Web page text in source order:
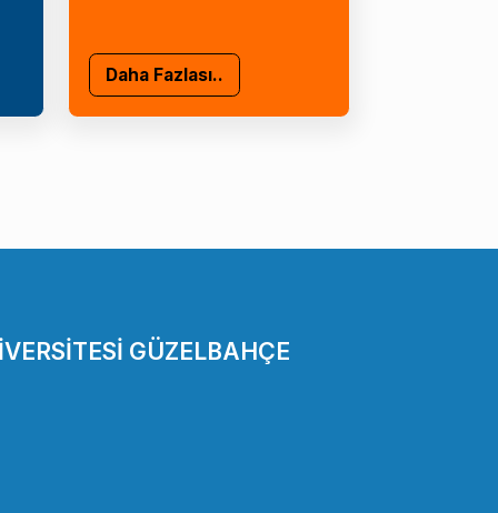
Daha Fazlası..
GÜZELBAHÇE